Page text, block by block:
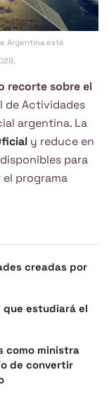
Argentina está
recorte sobre el
de Actividades
argentina. La
y reduce en
para
programa
creadas por
que estudiará el
como ministra
de convertir